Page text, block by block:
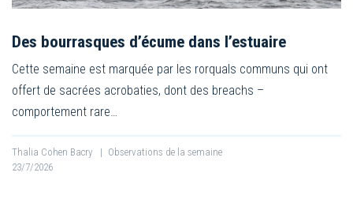
Des bourrasques d’écume dans l’estuaire
Cette semaine est marquée par les rorquals communs qui ont
offert de sacrées acrobaties, dont des breachs –
comportement rare…
Thalia Cohen Bacry | Observations de la semaine
23/7/2026